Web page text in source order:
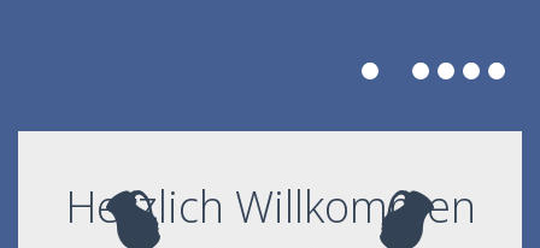
Herzlich Willkommen